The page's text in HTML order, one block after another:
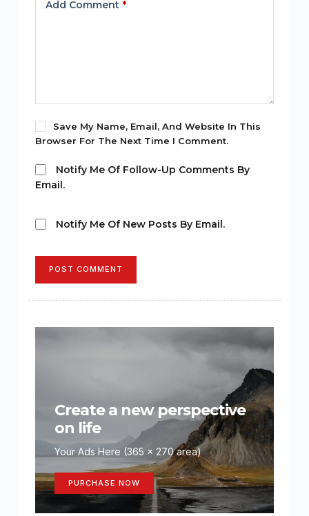
Add Comment *
Save My Name, Email, And Website In This
Browser For The Next Time I Comment.
Notify Me Of Follow-Up Comments By
Email.
Notify Me Of New Posts By Email.
POST COMMENT
Create a new perspective
on life
Your Ads Here (365 x 270 area)
PURCHASE NOW